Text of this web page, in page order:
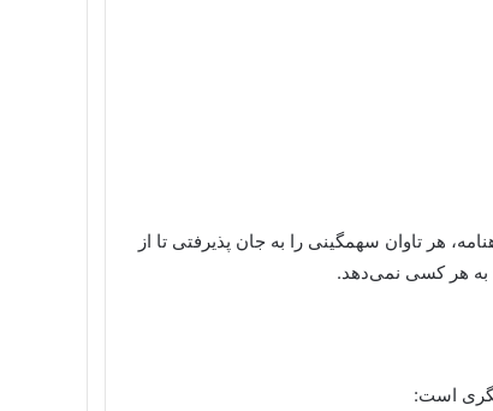
هر تاوان سهمگینی را به جان پذیرفتی تا از
به هر کسی نمی‌دهد.
است: